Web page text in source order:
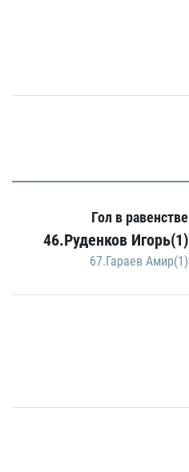
Гол в равенстве
46.Руденков Игорь(1)
67.Гараев Амир(1)